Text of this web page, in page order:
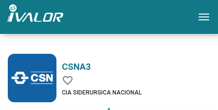
CSNA3
CIA SIDERURGICA NACIONAL